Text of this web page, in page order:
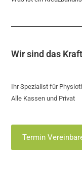
Wir sind das
Ihr Spezialist für
Alle Kassen und Privat
Termin